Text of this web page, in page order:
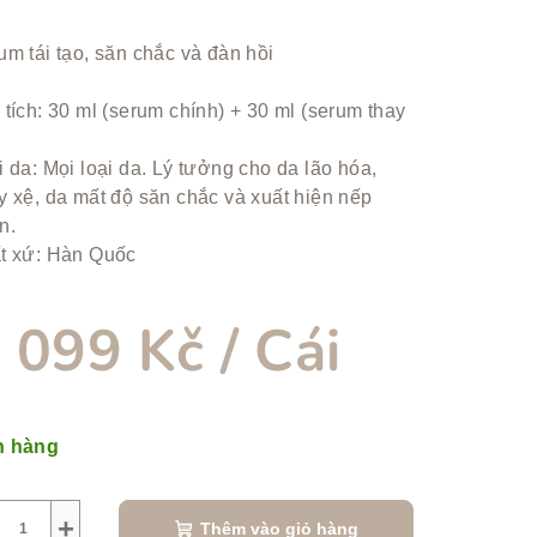
tái tạo, săn chắc và đàn hồi
tích: 30 ml (serum chính) + 30 ml (serum thay
da: Mọi loại da. Lý tưởng cho da lão hóa,
xệ, da mất độ săn chắc và xuất hiện nếp
xứ: Hàn Quốc
099 Kč/ Cái
hàng
+ Thêm vào giỏ hàng